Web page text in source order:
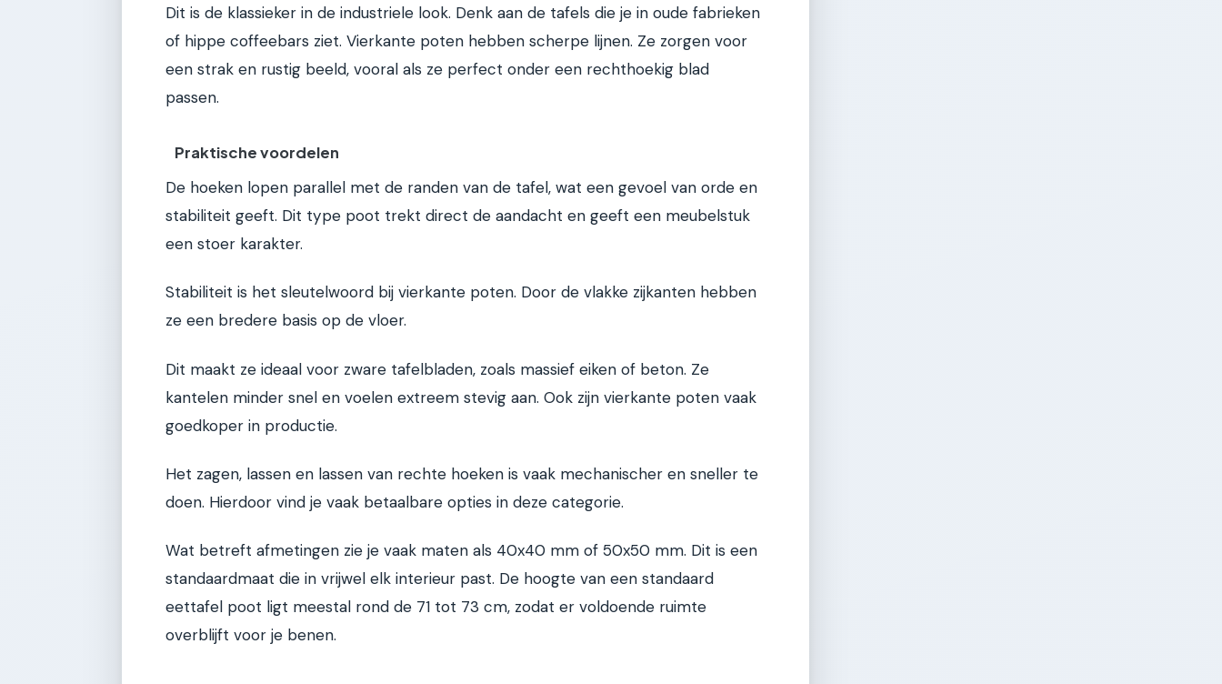
Dit is de klassieker in de industriele look. Denk aan de tafels die je in oude fabrieken
of hippe coffeebars ziet. Vierkante poten hebben scherpe lijnen. Ze zorgen voor
een strak en rustig beeld, vooral als ze perfect onder een rechthoekig blad
passen.
Praktische voordelen
De hoeken lopen parallel met de randen van de tafel, wat een gevoel van orde en
stabiliteit geeft. Dit type poot trekt direct de aandacht en geeft een meubelstuk
een stoer karakter.
Stabiliteit is het sleutelwoord bij vierkante poten. Door de vlakke zijkanten hebben
ze een bredere basis op de vloer.
Dit maakt ze ideaal voor zware tafelbladen, zoals massief eiken of beton. Ze
kantelen minder snel en voelen extreem stevig aan. Ook zijn vierkante poten vaak
goedkoper in productie.
Het zagen, lassen en lassen van rechte hoeken is vaak mechanischer en sneller te
doen. Hierdoor vind je vaak betaalbare opties in deze categorie.
Wat betreft afmetingen zie je vaak maten als 40x40 mm of 50x50 mm. Dit is een
standaardmaat die in vrijwel elk interieur past. De hoogte van een standaard
eettafel poot ligt meestal rond de 71 tot 73 cm, zodat er voldoende ruimte
overblijft voor je benen.